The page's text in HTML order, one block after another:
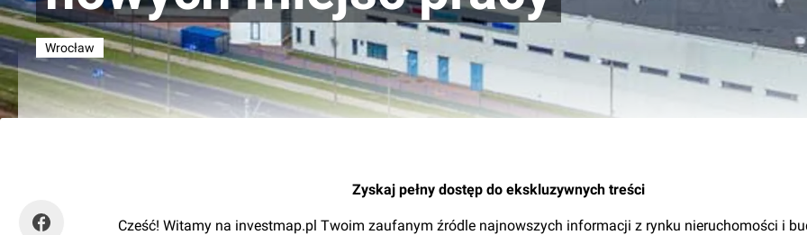
Wrocław
Zyskaj pełny dostęp do ekskluzywnych treści
Cześć! Witamy na investmap.pl Twoim zaufanym źródle najnowszych informacji z rynku nieruchomości i